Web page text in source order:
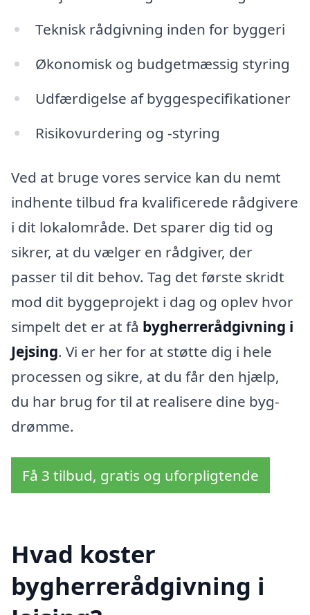
Teknisk rådgivning inden for byggeri
Økonomisk og budgetmæssig styring
Udfærdigelse af byggespecifikationer
Risikovurdering og -styring
Ved at bruge vores service kan du nemt
indhente tilbud fra kvalificerede rådgivere
i dit lokalområde. Det sparer dig tid og
sikrer, at du vælger en rådgiver, der
passer til dit behov. Tag det første skridt
mod dit byggeprojekt i dag og oplev hvor
simpelt det er at få bygherrerådgivning i
Jejsing. Vi er her for at støtte dig i hele
processen og sikre, at du får den hjælp,
du har brug for til at realisere dine byg-
drømme.
Få 3 tilbud, gratis og uforpligtende
Hvad koster
bygherrerådgivning i